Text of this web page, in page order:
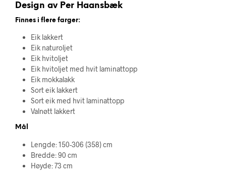
Design av Per Haansbæk
Finnes i flere farger:
Eik lakkert
Eik naturoljet
Eik hvitoljet
Eik hvitoljet med hvit laminattopp
Eik mokkalakk
Sort eik lakkert
Sort eik med hvit laminattopp
Valnøtt lakkert
Mål
Lengde: 150-306 (358) cm
Bredde: 90 cm
Høyde: 73 cm